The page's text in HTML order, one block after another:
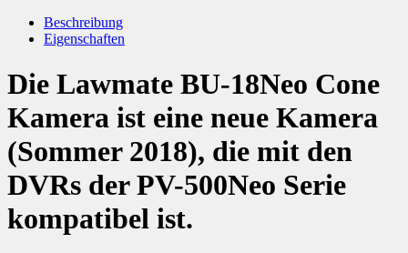
Beschreibung
Eigenschaften
Die Lawmate BU-18Neo Cone
Kamera ist eine neue Kamera
(Sommer 2018), die mit den
DVRs der PV-500Neo Serie
kompatibel ist.